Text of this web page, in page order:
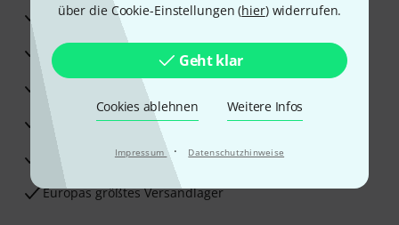
über die Cookie-Einstellungen (hier) widerrufen.
Geht klar
Cookies ablehnen Weitere Infos
Impressum · Datenschutzhinweise
3 Jahre Thomann Garantie
30 Tage Money-Back-Garantie
Reparaturservice
Beratung durch Fachexperten
Zufriedenheitsgarantie
Europas größtes Versandlager